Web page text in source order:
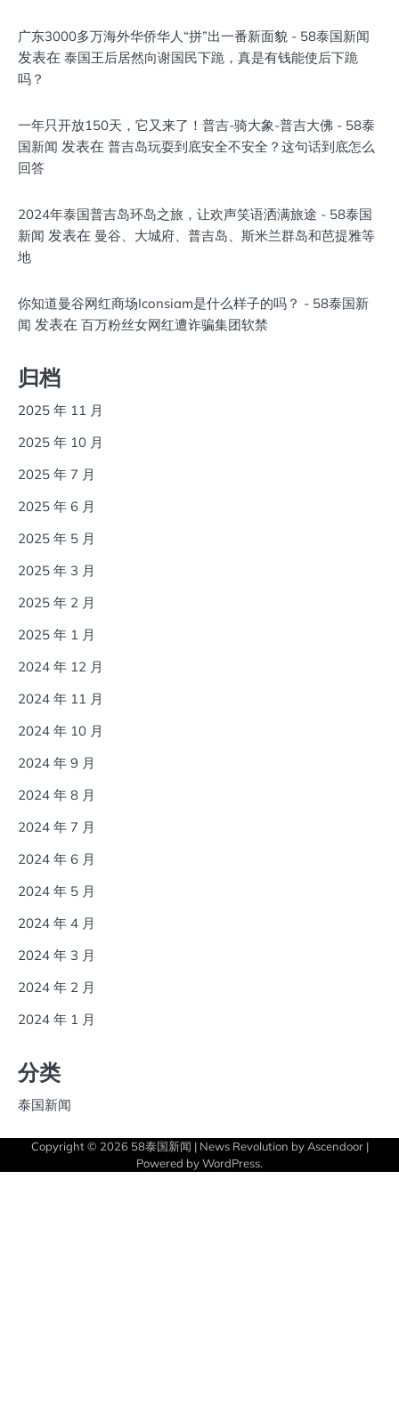
广东3000多万海外华侨华人“拼”出一番新面貌 - 58泰国新闻
发表在 泰国王后居然向谢国民下跪，真是有钱能使后下跪
吗？
一年只开放150天，它又来了！普吉-骑大象-普吉大佛 - 58泰
国新闻 发表在 普吉岛玩耍到底安全不安全？这句话到底怎么
回答
2024年泰国普吉岛环岛之旅，让欢声笑语洒满旅途 - 58泰国
新闻 发表在 曼谷、大城府、普吉岛、斯米兰群岛和芭提雅等
地
你知道曼谷网红商场Iconsiam是什么样子的吗？ - 58泰国新
闻 发表在 百万粉丝女网红遭诈骗集团软禁
归档
2025 年 11 月
2025 年 10 月
2025 年 7 月
2025 年 6 月
2025 年 5 月
2025 年 3 月
2025 年 2 月
2025 年 1 月
2024 年 12 月
2024 年 11 月
2024 年 10 月
2024 年 9 月
2024 年 8 月
2024 年 7 月
2024 年 6 月
2024 年 5 月
2024 年 4 月
2024 年 3 月
2024 年 2 月
2024 年 1 月
分类
泰国新闻
Copyright © 2026 58泰国新闻 | News Revolution byAscendoor|
Powered byWordPress.